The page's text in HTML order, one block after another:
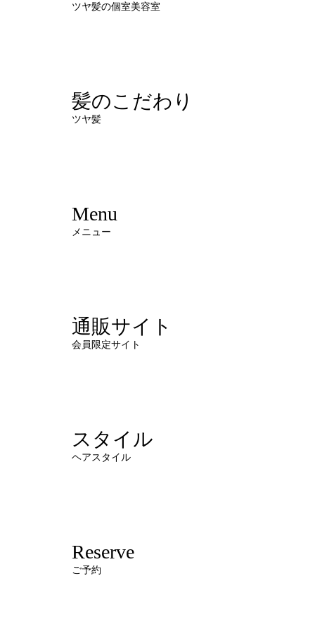
ツヤ髪の個室美容室
髪のこだわり
ツヤ髪
Menu
メニュー
通販サイト
会員限定サイト
スタイル
ヘアスタイル
Reserve
ご予約